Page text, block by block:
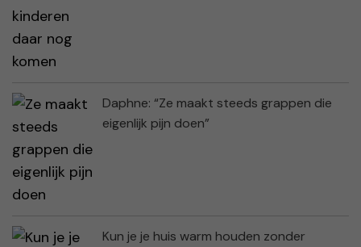
Daphne: “Ze maakt steeds grappen die
eigenlijk pijn doen”
Kun je je huis warm houden zonder